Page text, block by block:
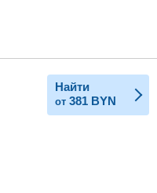
Найти
от 381 BYN